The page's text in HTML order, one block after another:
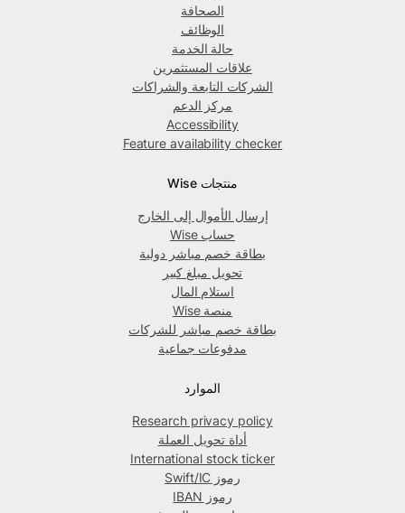
الصحافة
الوظائف
حالة الخدمة
علاقات المستثمرين
الشركات التابعة والشراكات
مركز الدعم
Accessibility
Feature availability checker
منتجات Wise
إرسال الأموال إلى الخارج
حساب Wise
بطاقة خصم مباشر دولية
تحويل مبلغ كبير
استلام المال
منصة Wise
بطاقة خصم مباشر للشركات
مدفوعات جماعية
الموارد
Research privacy policy
أداة تحويل العملة
International stock ticker
رموز Swift/IC
رموز IBAN